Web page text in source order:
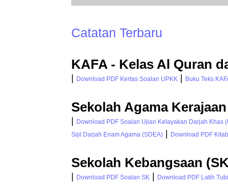
Catatan Terbaru
KAFA - Kelas Al Quran
Download PDF Kertas Soalan UPKK Buku Teks
Sekolah Agama
Download PDF Soalan Ujian Kelayakan Darjah Khas
Sijil Darjah Enam Agama (SDEA)
Download PDF
Sekolah Kebangsaan
Download PDF Soalan SK Download PDF Latih